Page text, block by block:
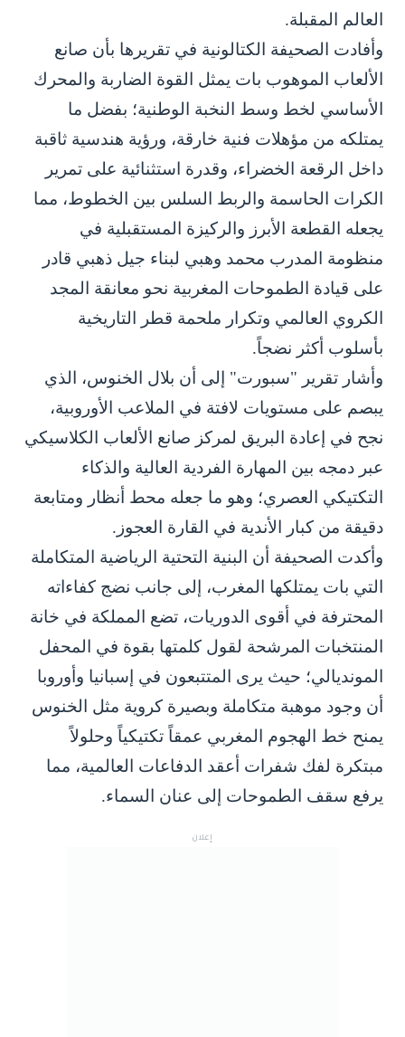
العالم المقبلة.
وأفادت الصحيفة الكتالونية في تقريرها بأن صانع
الألعاب الموهوب بات يمثل القوة الضاربة والمحرك
الأساسي لخط وسط النخبة الوطنية؛ بفضل ما
يمتلكه من مؤهلات فنية خارقة، ورؤية هندسية ثاقبة
داخل الرقعة الخضراء، وقدرة استثنائية على تمرير
الكرات الحاسمة والربط السلس بين الخطوط، مما
يجعله القطعة الأبرز والركيزة المستقبلية في
منظومة المدرب محمد وهبي لبناء جيل ذهبي قادر
على قيادة الطموحات المغربية نحو معانقة المجد
الكروي العالمي وتكرار ملحمة قطر التاريخية
بأسلوب أكثر نضجاً.
وأشار تقرير "سبورت" إلى أن بلال الخنوس، الذي
يبصم على مستويات لافتة في الملاعب الأوروبية،
نجح في إعادة البريق لمركز صانع الألعاب الكلاسيكي
عبر دمجه بين المهارة الفردية العالية والذكاء
التكتيكي العصري؛ وهو ما جعله محط أنظار ومتابعة
دقيقة من كبار الأندية في القارة العجوز.
وأكدت الصحيفة أن البنية التحتية الرياضية المتكاملة
التي بات يمتلكها المغرب، إلى جانب نضج كفاءاته
المحترفة في أقوى الدوريات، تضع المملكة في خانة
المنتخبات المرشحة لقول كلمتها بقوة في المحفل
المونديالي؛ حيث يرى المتتبعون في إسبانيا وأوروبا
أن وجود موهبة متكاملة وبصيرة كروية مثل الخنوس
يمنح خط الهجوم المغربي عمقاً تكتيكياً وحلولاً
مبتكرة لفك شفرات أعقد الدفاعات العالمية، مما
يرفع سقف الطموحات إلى عنان السماء.
إعلان